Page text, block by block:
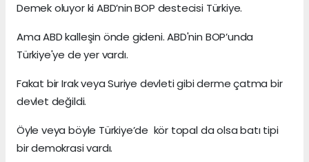
Demek oluyor ki ABD’nin BOP destecisi Türkiye.
Ama ABD kalleşin önde gideni. ABD'nin BOP’unda
Türkiye'ye de yer vardı.
Fakat bir Irak veya Suriye devleti gibi derme çatma bir
devlet değildi.
Öyle veya böyle Türkiye’de kör topal da olsa batı tipi
bir demokrasi vardı.